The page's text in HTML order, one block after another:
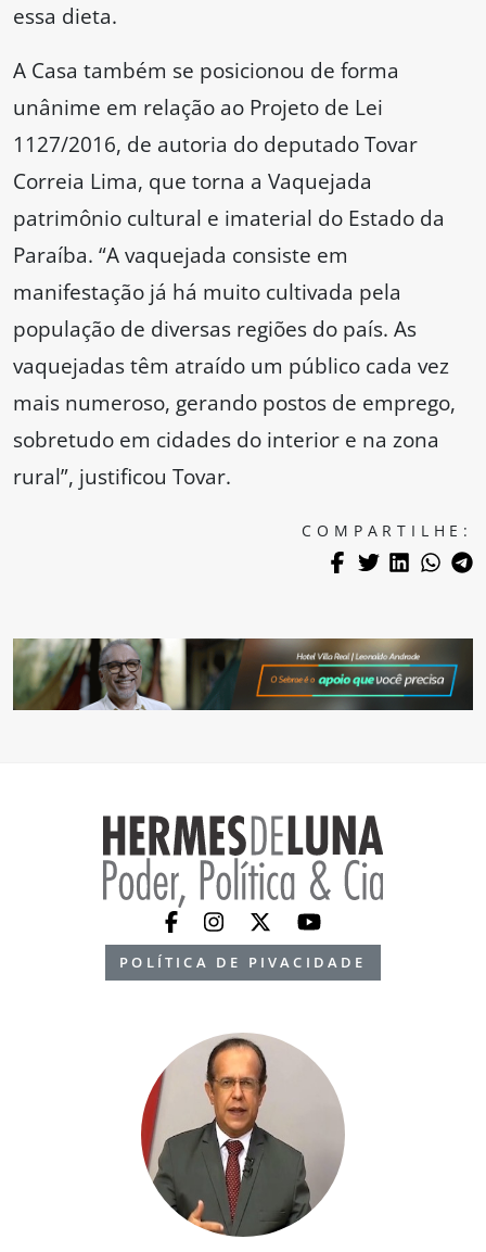
essa dieta.
A Casa também se posicionou de forma
unânime em relação ao Projeto de Lei
1127/2016, de autoria do deputado Tovar
Correia Lima, que torna a Vaquejada
patrimônio cultural e imaterial do Estado da
Paraíba. “A vaquejada consiste em
manifestação já há muito cultivada pela
população de diversas regiões do país. As
vaquejadas têm atraído um público cada vez
mais numeroso, gerando postos de emprego,
sobretudo em cidades do interior e na zona
rural”, justificou Tovar.
COMPARTILHE:
POLÍTICA DE PIVACIDADE